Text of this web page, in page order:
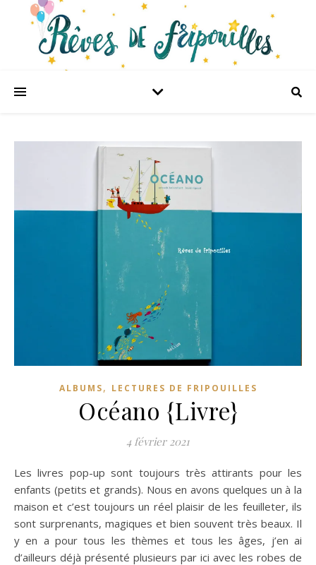
ALBUMS, LECTURES DE FRIPOUILLES
Océano {Livre}
4 février 2021
Les livres pop-up sont toujours très attirants pour les
enfants (petits et grands). Nous en avons quelques un à la
maison et c’est toujours un réel plaisir de les feuilleter, ils
sont surprenants, magiques et bien souvent très beaux. Il
y en a pour tous les thèmes et tous les âges, j’en ai
d’ailleurs déjà présenté plusieurs par ici avec les robes de